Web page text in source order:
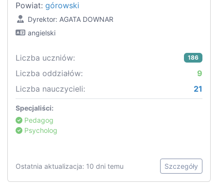
Powiat: górowski
Dyrektor: AGATA DOWNAR
angielski
Liczba uczniów: 186
Liczba oddziałów:
9
Liczba nauczycieli:
21
Specjaliści:
Pedagog
Psycholog
Ostatnia aktualizacja: 10 dni temu Szczegóły